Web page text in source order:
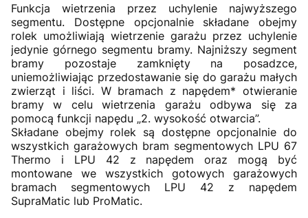
Funkcja wietrzenia przez uchylenie najwyższego
segmentu. Dostępne opcjonalnie składane obejmy
rolek umożliwiają wietrzenie garażu przez uchylenie
jedynie górnego segmentu bramy. Najniższy segment
bramy pozostaje zamknięty na posadzce,
uniemożliwiając przedostawanie się do garażu małych
zwierząt i liści. W bramach z napędem* otwieranie
bramy w celu wietrzenia garażu odbywa się za
pomocą funkcji napędu „2. wysokość otwarcia”.
Składane obejmy rolek są dostępne opcjonalnie do
wszystkich garażowych bram segmentowych LPU 67
Thermo i LPU 42 z napędem oraz mogą być
montowane we wszystkich gotowych garażowych
bramach segmentowych LPU 42 z napędem
SupraMatic lub ProMatic.